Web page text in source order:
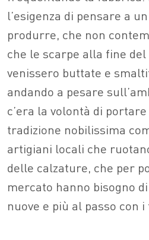
l’esigenza di pensare a
produrre, che non
che le scarpe alla fine
venissero buttate e
andando a pesare
c’era la volontà di
tradizione nobilissima
artigiani locali che
delle calzature, che per
mercato hanno bisogno
nuove e più al passo con i